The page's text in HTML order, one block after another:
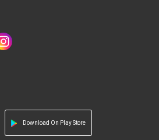
Download On Play Store